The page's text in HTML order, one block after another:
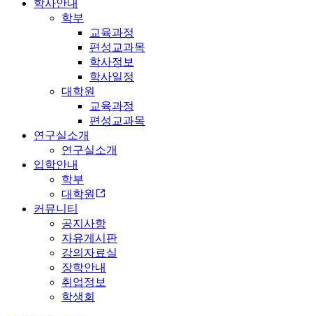
학사안내
학부
교육과정
편성교과목
학사정보
학사일정
대학원
교육과정
편성교과목
연구실소개
연구실소개
입학안내
학부
대학원
커뮤니티
공지사항
자유게시판
강의자료실
장학안내
취업정보
학생회